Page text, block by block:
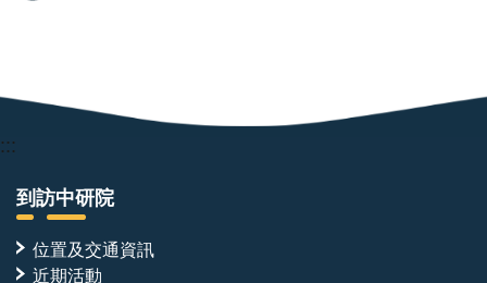
:::
到訪中研院
位置及交通資訊
近期活動